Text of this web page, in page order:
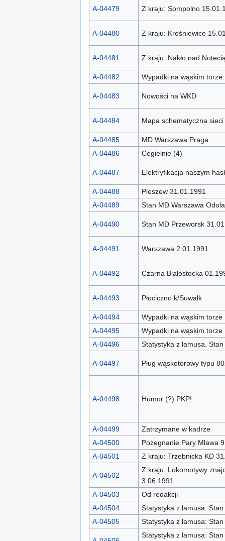
A-04479 Z kraju: Sompolno
A-04480 Z kraju: Krośniewice
A-04481 Z kraju: Nakło nad
A-04482 Wypadki na wąskim
A-04483 Nowości na WKD
A-04484 Mapa schematyczna sieci
A-04485
MD Warszawa Praga
A-04486
Cegielnie (4)
A-04487 Elektryfikacja naszym
A-04488
Pleszew 31.01.1991
A-04489
Stan MD Warszawa
A-04490 Stan MD Przeworsk
A-04491 Warszawa 2.01.1991
A-04492 Czarna Białostocka
A-04493 Płociczno k/Suwałk
A-04494
Wypadki na wąskim torze
A-04495
Wypadki na wąskim torze
A-04496
Statystyka z lamusa.
A-04497 Pług wąskotorowy typu
A-04498 Humor (?) PKP!
A-04499
Zatrzymane w kadrze
A-04500
Pożegnanie Pary Mława
A-04501
Z kraju: Trzebnicka KD
A-04502
Z kraju: Lokomotywy
3.06.1991
A-04503
Od redakcji
A-04504
Statystyka z lamusa:
A-04505
Statystyka z lamusa:
Statystyka z lamusa: